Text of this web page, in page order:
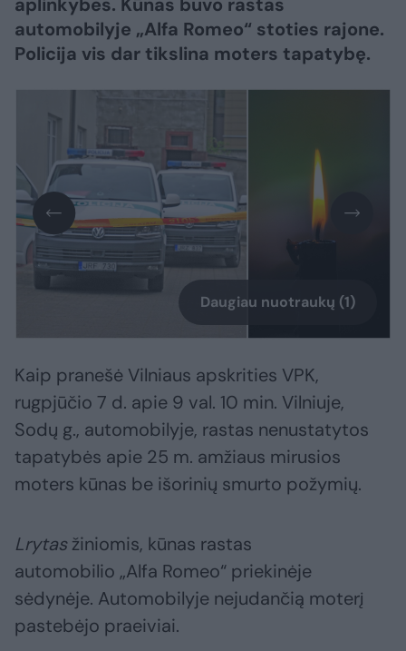
automobilyje „Alfa Romeo“ stoties rajone.
Policija vis dar tikslina moters tapatybę.
Daugiau nuotraukų (1)
Kaip pranešė Vilniaus apskrities VPK,
rugpjūčio 7 d. apie 9 val. 10 min. Vilniuje,
Sodų g., automobilyje, rastas nenustatytos
tapatybės apie 25 m. amžiaus mirusios
moters kūnas be išorinių smurto požymių.
Lrytasžiniomis, kūnas rastas
automobilio „Alfa Romeo“ priekinėje
sėdynėje. Automobilyje nejudančią moterį
pastebėjo praeiviai.